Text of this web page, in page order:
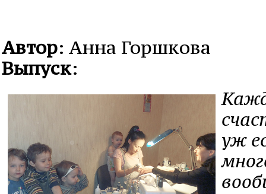
Автор: Анна Горшкова
Выпуск:
уж